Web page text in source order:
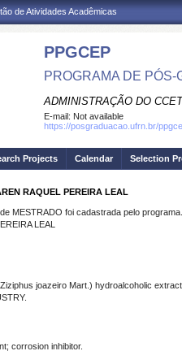
de Atividades Acadêmicas
PPGCEP
PROGRAMA DE
ADMINISTRAÇÃO DO CCET
E-mail: Not available
https://posgraduacao.ufrn.br/
Projects Calendar Selection
RAQUEL PEREIRA LEAL
MESTRADO foi cadastrada pelo programa.
LEAL
joazeiro Mart.) hydroalcoholic
corrosion inhibitor.